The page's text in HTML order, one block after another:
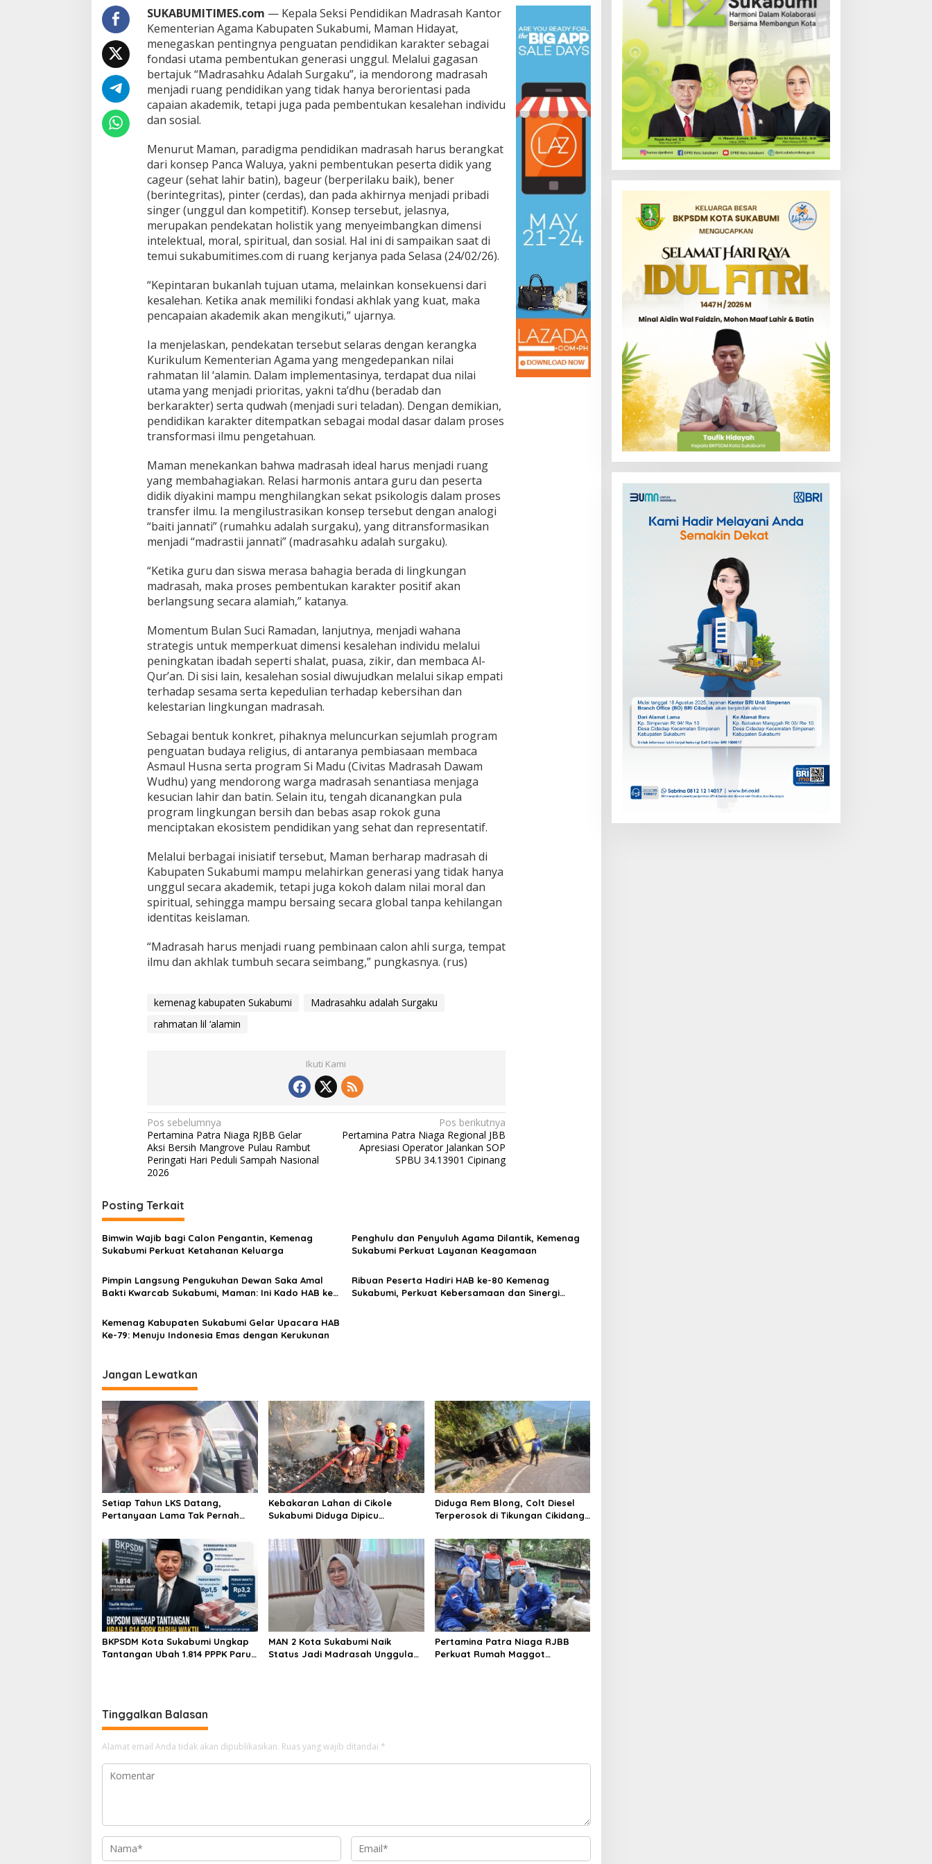
P
e
d
i
d
k
a
n
a
r
a
k
e
r
B
e
r
a
s
i
a
n
c
a
W
a
l
u
a
D
i
g
a
u
n
g
a
n
K
e
n
a
g
K
a
b
p
a
e
n
S
u
k
u
m
i
SUKABUMITIMES.com — Kepala Seksi Pendidikan Madrasah Kantor
Kementerian Agama Kabupaten Sukabumi, Maman Hidayat,
menegaskan pentingnya penguatan pendidikan karakter sebagai
fondasi utama pembentukan generasi unggul. Melalui gagasan
bertajuk “Madrasahku Adalah Surgaku”, ia mendorong madrasah
menjadi ruang pendidikan yang tidak hanya berorientasi pada
capaian akademik, tetapi juga pada pembentukan kesalehan individu
dan sosial.
Menurut Maman, paradigma pendidikan madrasah harus berangkat
dari konsep Panca Waluya, yakni pembentukan peserta didik yang
cageur (sehat lahir batin), bageur (berperilaku baik), bener
(berintegritas), pinter (cerdas), dan pada akhirnya menjadi pribadi
singer (unggul dan kompetitif). Konsep tersebut, jelasnya,
merupakan pendekatan holistik yang menyeimbangkan dimensi
intelektual, moral, spiritual, dan sosial. Hal ini di sampaikan saat di
temui sukabumitimes.com di ruang kerjanya pada Selasa (24/02/26).
“Kepintaran bukanlah tujuan utama, melainkan konsekuensi dari
kesalehan. Ketika anak memiliki fondasi akhlak yang kuat, maka
pencapaian akademik akan mengikuti,” ujarnya.
Ia menjelaskan, pendekatan tersebut selaras dengan kerangka
Kurikulum Kementerian Agama yang mengedepankan nilai
rahmatan lil ‘alamin. Dalam implementasinya, terdapat dua nilai
utama yang menjadi prioritas, yakni ta’dhu (beradab dan
berkarakter) serta qudwah (menjadi suri teladan). Dengan demikian,
pendidikan karakter ditempatkan sebagai modal dasar dalam proses
transformasi ilmu pengetahuan.
Maman menekankan bahwa madrasah ideal harus menjadi ruang
yang membahagiakan. Relasi harmonis antara guru dan peserta
didik diyakini mampu menghilangkan sekat psikologis dalam proses
transfer ilmu. Ia mengilustrasikan konsep tersebut dengan analogi
“baiti jannati” (rumahku adalah surgaku), yang ditransformasikan
menjadi “madrastii jannati” (madrasahku adalah surgaku).
“Ketika guru dan siswa merasa bahagia berada di lingkungan
madrasah, maka proses pembentukan karakter positif akan
berlangsung secara alamiah,” katanya.
Momentum Bulan Suci Ramadan, lanjutnya, menjadi wahana
strategis untuk memperkuat dimensi kesalehan individu melalui
peningkatan ibadah seperti shalat, puasa, zikir, dan membaca Al-
Qur’an. Di sisi lain, kesalehan sosial diwujudkan melalui sikap empati
terhadap sesama serta kepedulian terhadap kebersihan dan
kelestarian lingkungan madrasah.
Sebagai bentuk konkret, pihaknya meluncurkan sejumlah program
penguatan budaya religius, di antaranya pembiasaan membaca
Asmaul Husna serta program Si Madu (Civitas Madrasah Dawam
Wudhu) yang mendorong warga madrasah senantiasa menjaga
kesucian lahir dan batin. Selain itu, tengah dicanangkan pula
program lingkungan bersih dan bebas asap rokok guna
menciptakan ekosistem pendidikan yang sehat dan representatif.
Melalui berbagai inisiatif tersebut, Maman berharap madrasah di
Kabupaten Sukabumi mampu melahirkan generasi yang tidak hanya
unggul secara akademik, tetapi juga kokoh dalam nilai moral dan
spiritual, sehingga mampu bersaing secara global tanpa kehilangan
identitas keislaman.
“Madrasah harus menjadi ruang pembinaan calon ahli surga, tempat
ilmu dan akhlak tumbuh secara seimbang,” pungkasnya. (rus)
kemenag kabupaten Sukabumi
Madrasahku adalah Surgaku
rahmatan lil ‘alamin
Ikuti Kami
N
a
v
i
g
a
s
i
p
o
s
Pos sebelumnya
Pertamina Patra Niaga RJBB Gelar
Aksi Bersih Mangrove Pulau Rambut
Peringati Hari Peduli Sampah Nasional
2026
Pos berikutnya
Pertamina Patra Niaga Regional JBB
Apresiasi Operator Jalankan SOP
SPBU 34.13901 Cipinang
Posting Terkait
Bimwin Wajib bagi Calon Pengantin, Kemenag
Sukabumi Perkuat Ketahanan Keluarga
Penghulu dan Penyuluh Agama Dilantik, Kemenag
Sukabumi Perkuat Layanan Keagamaan
Pimpin Langsung Pengukuhan Dewan Saka Amal
Bakti Kwarcab Sukabumi, Maman: Ini Kado HAB ke-
Ribuan Peserta Hadiri HAB ke-80 Kemenag
Sukabumi, Perkuat Kebersamaan dan Sinergi
Kemenag Kabupaten Sukabumi Gelar Upacara HAB
Ke-79: Menuju Indonesia Emas dengan Kerukunan
Jangan Lewatkan
Setiap Tahun LKS Datang,
Pertanyaan Lama Tak Pernah
Kebakaran Lahan di Cikole
Sukabumi Diduga Dipicu
Merambat ke Permukiman
Diduga Rem Blong, Colt Diesel
Terperosok di Tikungan Cikidang
BKPSDM Kota Sukabumi Ungkap
Tantangan Ubah 1.814 PPPK Paruh
MAN 2 Kota Sukabumi Naik
Status Jadi Madrasah Unggulan,
Pertamina Patra Niaga RJBB
Perkuat Rumah Maggot
Tinggalkan Balasan
Alamat email Anda tidak akan dipublikasikan. Ruas yang wajib ditandai *